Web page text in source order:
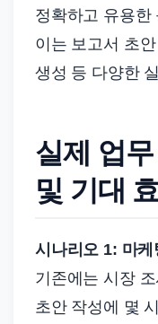
정확하고 유용한
이는 보고서 초
생성 등 다양한
실제 업
및 기대
시나리오 1: 마
기존에는 시장
초안 작성에 몇